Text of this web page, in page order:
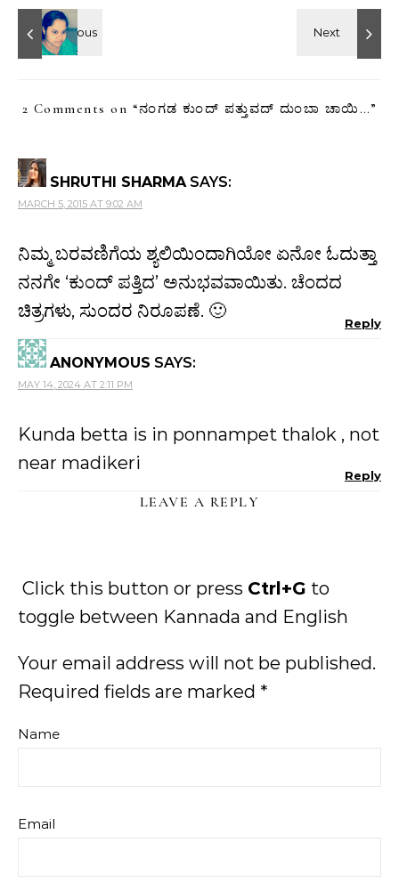
2 Comments on “ನಂಗಡ ಕುಂದ್ ಪತ್ತುವದ್ ದುಂಬಾ ಚಾಯಿ…”
SHRUTHI SHARMA SAYS:
MARCH 5, 2015 AT 9:02 AM
ನಿಮ್ಮ ಬರವಣಿಗೆಯ ಶ್ಯಲಿಯಿಂದಾಗಿಯೋ ಏನೋ ಓದುತ್ತಾ
ನನಗೇ ‘ಕುಂದ್ ಪತ್ತಿದ’ ಅನುಭವವಾಯಿತು. ಚೆಂದದ
ಚಿತ್ರಗಳು, ಸುಂದರ ನಿರೂಪಣೆ. 🙂
Reply
ANONYMOUS SAYS:
MAY 14, 2024 AT 2:11 PM
Kunda betta is in ponnampet thalok , not
near madikeri
Reply
LEAVE A REPLY
Click this button or press Ctrl+G to
toggle between Kannada and English
Your email address will not be published.
Required fields are marked *
Name
Email